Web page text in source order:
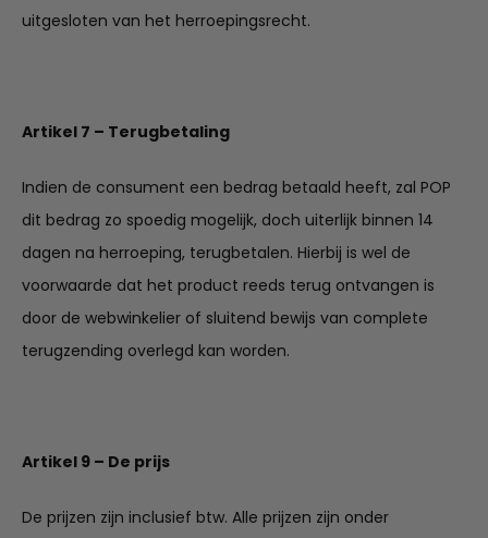
uitgesloten van het herroepingsrecht.
Artikel 7 – Terugbetaling
Indien de consument een bedrag betaald heeft, zal POP
dit bedrag zo spoedig mogelijk, doch uiterlijk binnen 14
dagen na herroeping, terugbetalen. Hierbij is wel de
voorwaarde dat het product reeds terug ontvangen is
door de webwinkelier of sluitend bewijs van complete
terugzending overlegd kan worden.
Artikel 9 – De prijs
De prijzen zijn inclusief btw. Alle prijzen zijn onder